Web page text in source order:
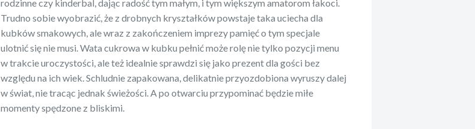
rodzinne czy kinderbal, dając radość tym małym, i tym większym amatorom łakoci.
Trudno sobie wyobrazić, że z drobnych kryształków powstaje taka uciecha dla
kubków smakowych, ale wraz z zakończeniem imprezy pamięć o tym specjale
ulotnić się nie musi. Wata cukrowa w kubku pełnić może rolę nie tylko pozycji menu
w trakcie uroczystości, ale też idealnie sprawdzi się jako prezent dla gości bez
względu na ich wiek. Schludnie zapakowana, delikatnie przyozdobiona wyruszy dalej
w świat, nie tracąc jednak świeżości. A po otwarciu przypominać będzie miłe
momenty spędzone z bliskimi.